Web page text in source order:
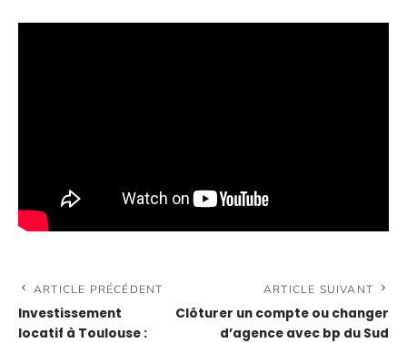
ARTICLE PRÉCÉDENT
Investissement
locatif à Toulouse :
ARTICLE SUIVANT
Clôturer un compte ou changer
d’agence avec bp du Sud